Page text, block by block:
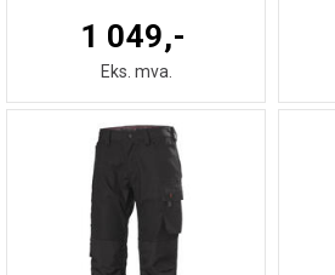
1 049,-
Eks. mva.